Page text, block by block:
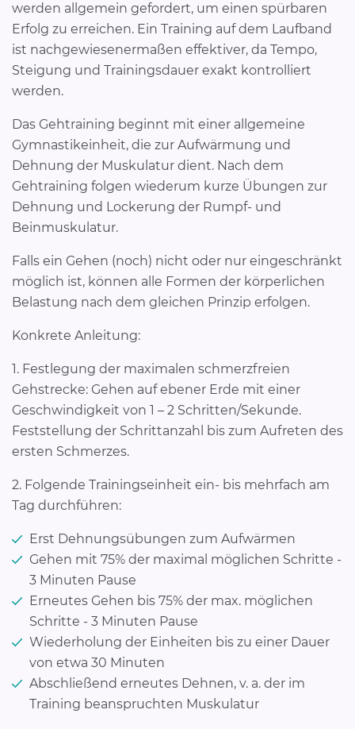
werden allgemein gefordert, um einen spürbaren
Erfolg zu erreichen. Ein Training auf dem Laufband
ist nachgewiesenermaßen effektiver, da Tempo,
Steigung und Trainingsdauer exakt kontrolliert
werden.
Das Gehtraining beginnt mit einer allgemeine
Gymnastikeinheit, die zur Aufwärmung und
Dehnung der Muskulatur dient. Nach dem
Gehtraining folgen wiederum kurze Übungen zur
Dehnung und Lockerung der Rumpf- und
Beinmuskulatur.
Falls ein Gehen (noch) nicht oder nur eingeschränkt
möglich ist, können alle Formen der körperlichen
Belastung nach dem gleichen Prinzip erfolgen.
Konkrete Anleitung:
1. Festlegung der maximalen schmerzfreien
Gehstrecke: Gehen auf ebener Erde mit einer
Geschwindigkeit von 1 – 2 Schritten/Sekunde.
Feststellung der Schrittanzahl bis zum Aufreten des
ersten Schmerzes.
2. Folgende Trainingseinheit ein- bis mehrfach am
Tag durchführen:
Erst Dehnungsübungen zum Aufwärmen
Gehen mit 75% der maximal möglichen Schritte -
3 Minuten Pause
Erneutes Gehen bis 75% der max. möglichen
Schritte - 3 Minuten Pause
Wiederholung der Einheiten bis zu einer Dauer
von etwa 30 Minuten
Abschließend erneutes Dehnen, v. a. der im
Training beanspruchten Muskulatur